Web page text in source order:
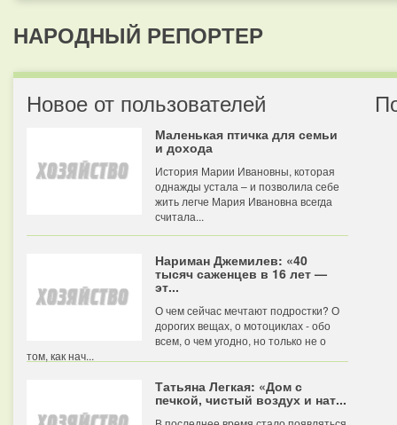
НАРОДНЫЙ РЕПОРТЕР
Новое от пользователей
Маленькая птичка для семьи
и дохода
История Марии Ивановны, которая
однажды устала – и позволила себе
жить легче Мария Ивановна всегда
считала...
Нариман Джемилев: «40
тысяч саженцев в 16 лет —
эт...
О чем сейчас мечтают подростки? О
дорогих вещах, о мотоциклах - обо
всем, о чем угодно, но только не о
том, как нач...
Татьяна Легкая: «Дом с
печкой, чистый воздух и нат...